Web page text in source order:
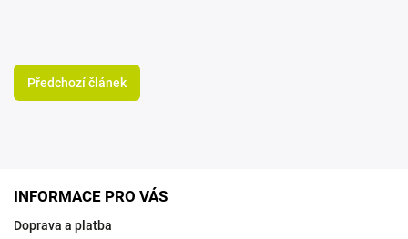
Předchozí článek
INFORMACE PRO VÁS
Doprava a platba